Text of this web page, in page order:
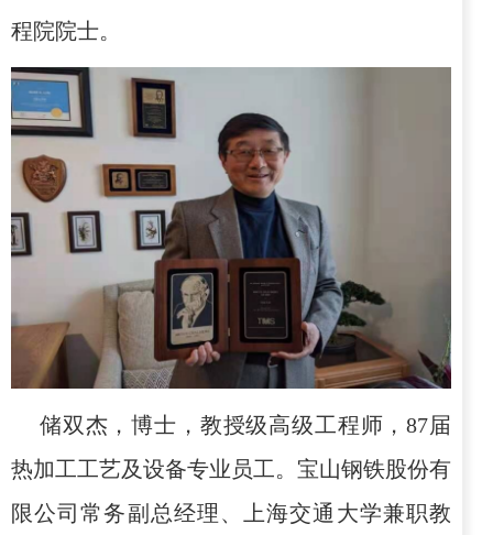
程院院士。
储双杰，博士，教授级高级工程师，87届
热加工工艺及设备专业员工。宝山钢铁股份有
限公司常务副总经理、上海交通大学兼职教